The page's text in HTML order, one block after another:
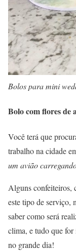
Bolos para mini
Bolo com flores de
Você terá que
trabalho na cidade
um avião
Alguns confeiteiros,
este tipo de serviço,
saber como será
clima, e tudo que for
no grande dia!